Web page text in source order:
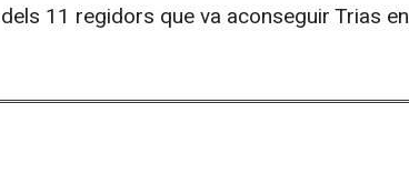
11 regidors que va aconseguir Trias en